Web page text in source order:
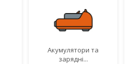
Акумулятори та
зарядні...